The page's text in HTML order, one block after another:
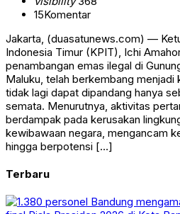
15Komentar
Jakarta, (duasatunews.com) —
Indonesia Timur (KPIT), Ichi
penambangan emas ilegal di
Maluku, telah berkembang menjadi
tidak lagi dapat dipandang hanya
semata. Menurutnya, aktivitas
berdampak pada kerusakan
kewibawaan negara, mengancam
hingga berpotensi […]
Terbaru